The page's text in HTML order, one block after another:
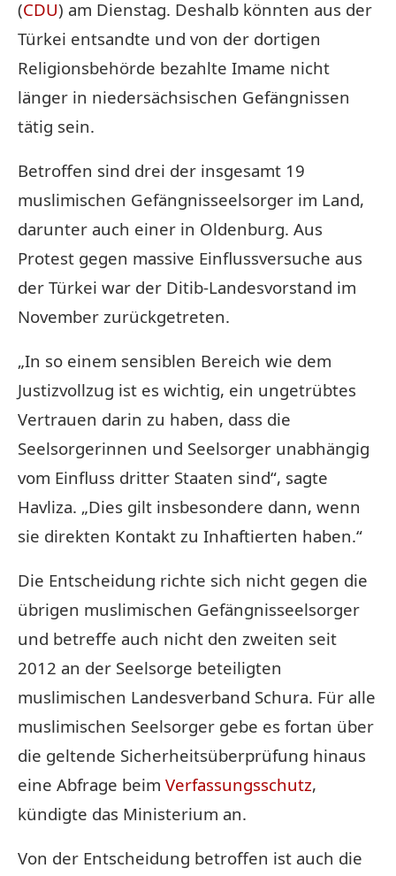
(CDU) am Dienstag. Deshalb könnten aus der
Türkei entsandte und von der dortigen
Religionsbehörde bezahlte Imame nicht
länger in niedersächsischen Gefängnissen
tätig sein.
Betroffen sind drei der insgesamt 19
muslimischen Gefängnisseelsorger im Land,
darunter auch einer in Oldenburg. Aus
Protest gegen massive Einflussversuche aus
der Türkei war der Ditib-Landesvorstand im
November zurückgetreten.
„In so einem sensiblen Bereich wie dem
Justizvollzug ist es wichtig, ein ungetrübtes
Vertrauen darin zu haben, dass die
Seelsorgerinnen und Seelsorger unabhängig
vom Einfluss dritter Staaten sind“, sagte
Havliza. „Dies gilt insbesondere dann, wenn
sie direkten Kontakt zu Inhaftierten haben.“
Die Entscheidung richte sich nicht gegen die
übrigen muslimischen Gefängnisseelsorger
und betreffe auch nicht den zweiten seit
2012 an der Seelsorge beteiligten
muslimischen Landesverband Schura. Für alle
muslimischen Seelsorger gebe es fortan über
die geltende Sicherheitsüberprüfung hinaus
eine Abfrage beim Verfassungsschutz,
kündigte das Ministerium an.
Von der Entscheidung betroffen ist auch die